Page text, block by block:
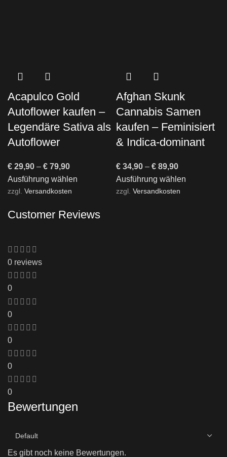
Acapulco Gold
Autoflower kaufen –
Legendäre Sativa als
Autoflower
€ 29,90 – € 79,90
Ausführung wählen
zzgl. Versandkosten
Afghan Skunk
Cannabis Samen
kaufen – Feminisiert
& Indica-dominant
€ 34,90 – € 89,90
Ausführung wählen
zzgl. Versandkosten
Customer Reviews
0 reviews
0
0
0
0
0
Bewertungen
Es gibt noch keine Bewertungen.